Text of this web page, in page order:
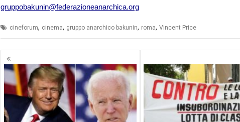
gruppobakunin@federazioneanarchica.org
cineforum, cinema, gruppo anarchico bakunin, roma, Vincent Price
Navigazione
articoli